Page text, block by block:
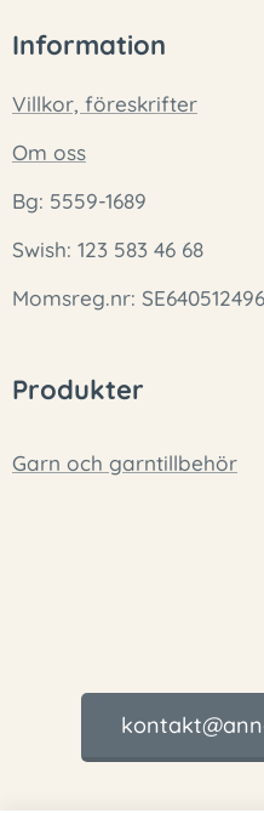
Information
Villkor, föreskrifter
Om oss
Bg: 5559-1689
Swish: 123 583 46 68
Momsreg.nr:
Produkter
Garn och garntillbehör